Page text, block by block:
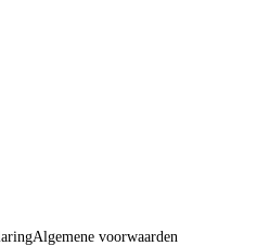
Algemene voorwaarden